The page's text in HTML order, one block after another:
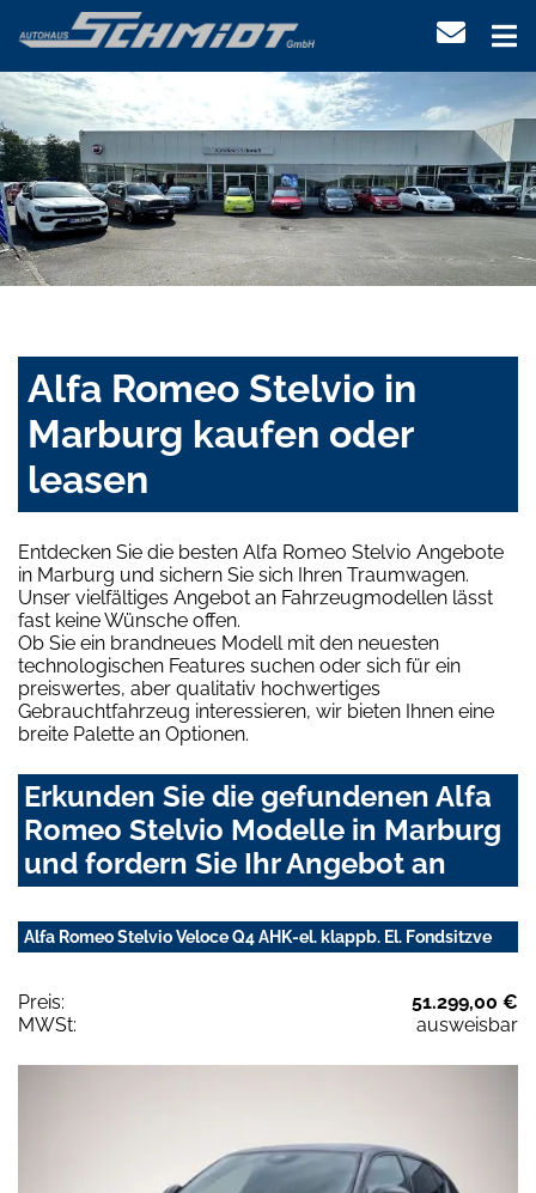
Alfa Romeo Stelvio in
Marburg kaufen oder
leasen
Entdecken Sie die besten Alfa Romeo Stelvio Angebote
in Marburg und sichern Sie sich Ihren Traumwagen.
Unser vielfältiges Angebot an Fahrzeugmodellen lässt
fast keine Wünsche offen.
Ob Sie ein brandneues Modell mit den neuesten
technologischen Features suchen oder sich für ein
preiswertes, aber qualitativ hochwertiges
Gebrauchtfahrzeug interessieren, wir bieten Ihnen eine
breite Palette an Optionen.
Erkunden Sie die gefundenen Alfa
Romeo Stelvio Modelle in Marburg
und fordern Sie Ihr Angebot an
Alfa Romeo Stelvio Veloce Q4 AHK-el. klappb. El. Fondsitzve
Preis:
51.299,00 €
MWSt:
ausweisbar